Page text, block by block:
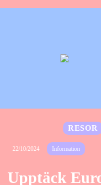
RESOR
22/10/2024 Information
Upptäck